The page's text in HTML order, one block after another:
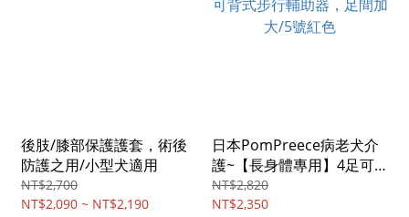
後肢/膝部保護護套，術後
防護之用/小型犬適用
NT$2,700
NT$2,090 ~ NT$2,190
日本PomPreece病老犬介
護~【長身體專用】4足可
背式步行輔助器，足間加
大/5號紅色
NT$2,820
NT$2,350